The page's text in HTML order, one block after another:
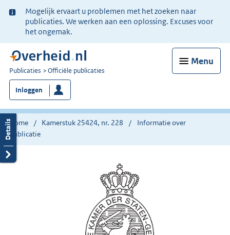
Ter
informatie:
Mogelijk ervaart u problemen met het zoeken naar
publicaties. We werken aan een oplossing. Excuses voor
het ongemak.
Menu
U
bent
nu
hier:
Publicaties Officiële publicaties
Inloggen
Home Kamerstuk 25424, nr. 228
Informatie over
publicatie